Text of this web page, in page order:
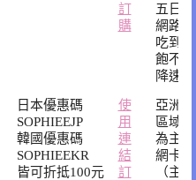
訂
購
五日
網路
吃到
飽不
降速
日本優惠碼
SOPHIEEJP
韓國優惠碼
SOPHIEEKR
皆可折抵100元
使
用
連
結
訂
亞洲
區域
為主
網卡
（主